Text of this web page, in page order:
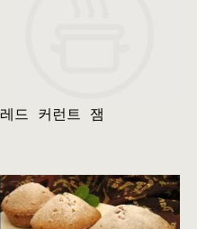
레드 커런트 잼